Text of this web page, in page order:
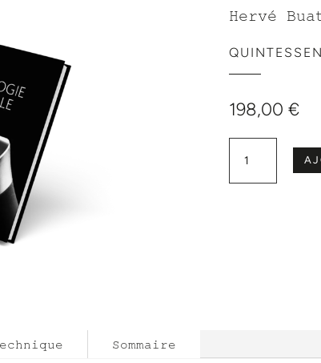
Hervé
198,00 €
quantité de L'implantologie supra crestale
Sommaire